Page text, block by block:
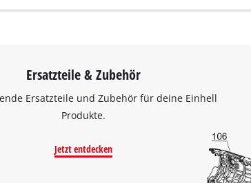
Ersatzteile & Zubehör
Ersatzteile und Zubehör für deine Einhell
Produkte.
Jetzt entdecken